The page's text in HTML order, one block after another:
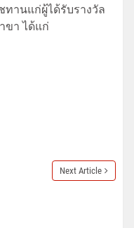
านแก่ผู้ได้รับรางวัล
ขา ได้แก่
Next Article